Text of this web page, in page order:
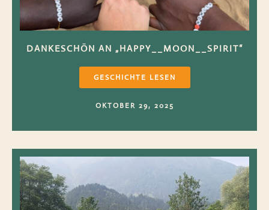
DANKESCHÖN AN „HAPPY__MOON__SPIRIT“
GESCHICHTE LESEN
OKTOBER 29, 2025